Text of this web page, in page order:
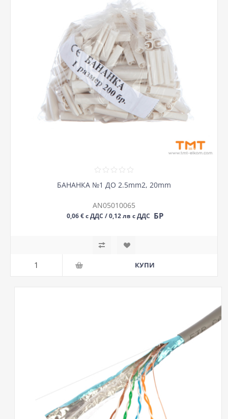
БАНАНКА №1 ДО 2.5mm2, 20mm
AN05010065
0,06 € с ДДС / 0,12 лв с ДДС БР